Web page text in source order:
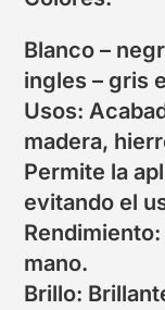
Blanco –
ingles – gris
Usos:
madera,
Permite la
evitando el
mano.
Brillo: